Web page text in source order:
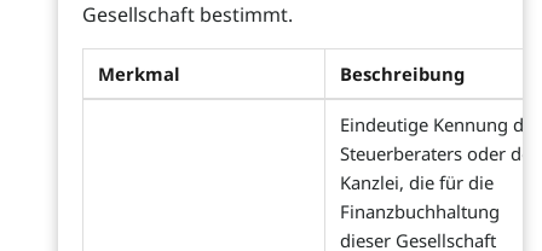
Gesellschaft bestimmt.
Merkmal Beschreibung
Eindeutige Kennung des
Steuerberaters oder der
Kanzlei, die für die
Finanzbuchhaltung
dieser Gesellschaft